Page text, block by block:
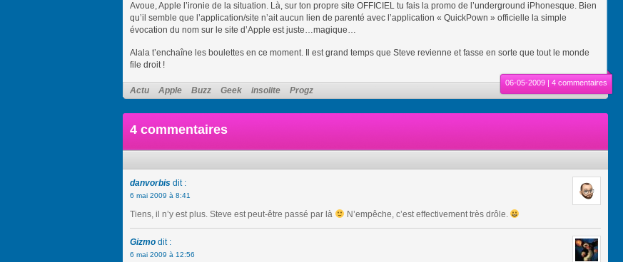
Avoue, Apple l’ironie de la situation. Là, sur ton propre site OFFICIEL tu fais la promo de l’underground iPhonesque. Bien
qu’il semble que l’application/site n’ait aucun lien de parenté avec l’application « QuickPown » officielle la simple
évocation du nom sur le site d’Apple est juste…magique…
Alala t’enchaîne les boulettes en ce moment. Il est grand temps que Steve revienne et fasse en sorte que tout le monde
file droit !
Actu Apple Buzz Geek insolite Progz
06-05-2009 | 4 commentaires
4 commentaires
danvorbis dit :
6 mai 2009 à 8:41
Tiens, il n’y est plus. Steve est peut-être passé par là N’empêche, c’est effectivement très drôle.
Gizmo dit :
6 mai 2009 à 12:56